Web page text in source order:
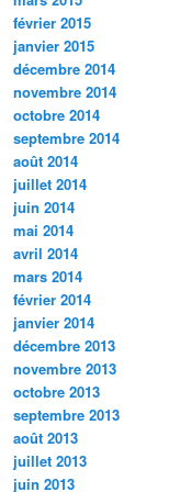
février 2015
janvier 2015
décembre 2014
novembre 2014
octobre 2014
septembre 2014
août 2014
juillet 2014
juin 2014
mai 2014
avril 2014
mars 2014
février 2014
janvier 2014
décembre 2013
novembre 2013
octobre 2013
septembre 2013
août 2013
juillet 2013
juin 2013